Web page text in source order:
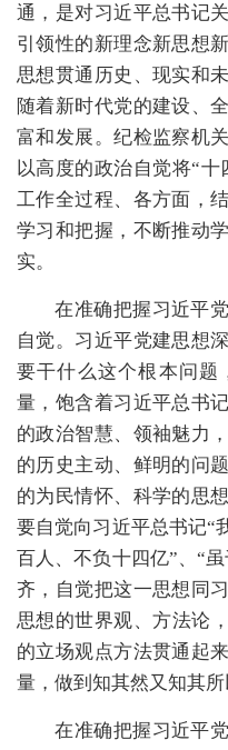
通，是对习近平总书记
引领性的新理念新思想
思想贯通历史、现实和
随着新时代党的建设、
富和发展。纪检监察机
以高度的政治自觉将“
工作全过程、各方面，
学习和把握，不断推动
实。
在准确把握习近平
自觉。习近平党建思想
要干什么这个根本问题
量，饱含着习近平总书
的政治智慧、领袖魅力
的历史主动、鲜明的问
的为民情怀、科学的思
要自觉向习近平总书记“
百人、不负十四亿”、“
齐，自觉把这一思想同
思想的世界观、方法论
的立场观点方法贯通起
量，做到知其然又知其所
在准确把握习近平